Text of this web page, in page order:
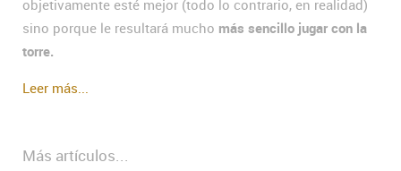
objetivamente esté mejor (todo lo contrario, en realidad)
sino porque le resultará mucho más sencillo jugar con la
torre.
Leer más...
Más artículos...